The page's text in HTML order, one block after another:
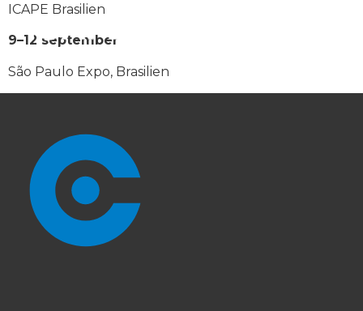
ICAPE Brasilien
9–12 september
São Paulo Expo, Brasilien